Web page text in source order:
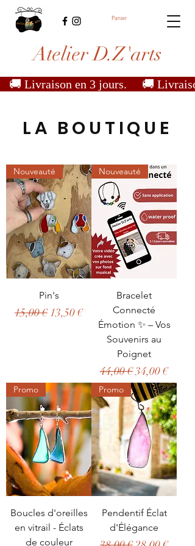
Panier
Atelier D.Z'arts
   🚚 Livraison en 3 jours.
LA BOUTIQUE
Nouveauté
Pin's
Prix original
15,00 € Prix promotionnel
13,50 €
Nouveauté
Bracelet
Connecté
Émotion ✨ – Vos
Souvenirs au
Poignet
Prix original
44,00 €Prix
34,00 €
Promo
Boucles d'oreilles
en vitrail - Éclats
de couleur
Promo
Pendentif Éclat
d'Élégance